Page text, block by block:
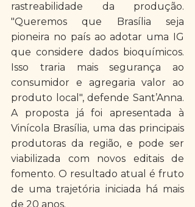
rastreabilidade da produção.
"Queremos que Brasília seja
pioneira no país ao adotar uma IG
que considere dados bioquímicos.
Isso traria mais segurança ao
consumidor e agregaria valor ao
produto local", defende Sant’Anna.
A proposta já foi apresentada à
Vinícola Brasília, uma das principais
produtoras da região, e pode ser
viabilizada com novos editais de
fomento. O resultado atual é fruto
de uma trajetória iniciada há mais
de 20 anos.